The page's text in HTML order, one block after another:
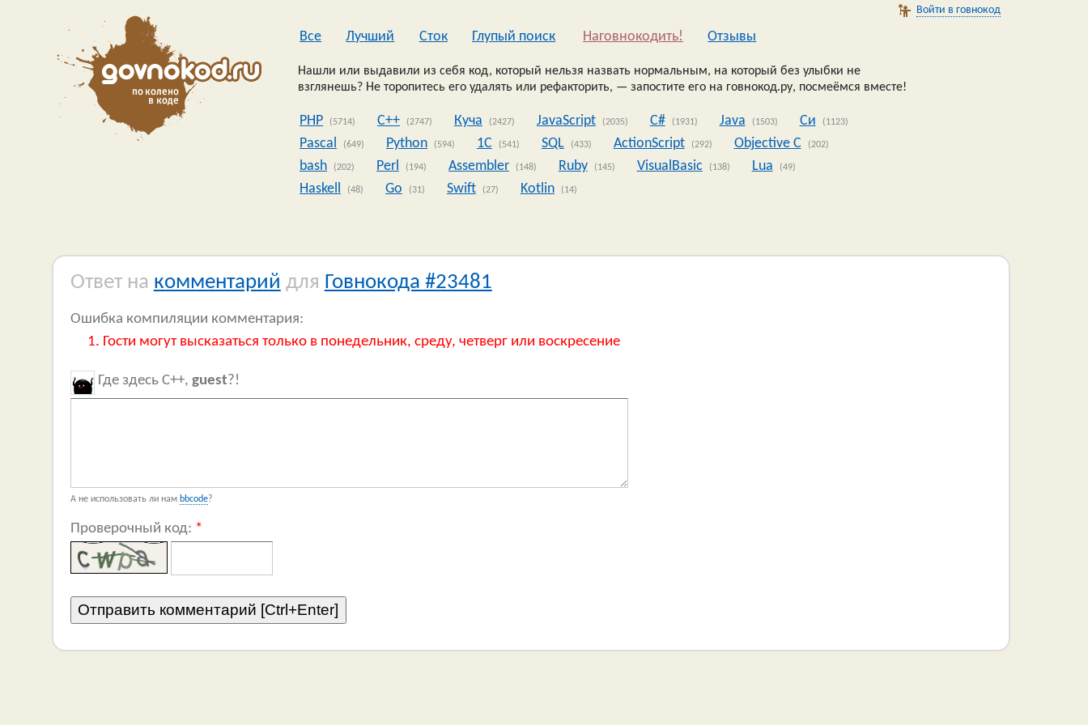
Войти в говнокод
Все Лучший Сток Глупый поиск Наговнокодить! Oтзывы
Нашли или выдавили из себя код, который нельзя назвать нормальным, на который без улыбки не
взглянешь? Не торопитесь его удалять или рефакторить, — запостите его на говнокод.ру, посмеёмся вместе!
PHP (5714) C++ (2747) Куча (2427) JavaScript (2035) C# (1931) Java (1503) Си (1123)
Pascal (649) Python (594) 1C (541) SQL (433) ActionScript (292) Objective C (202)
bash (202) Perl (194) Assembler (148) Ruby (145) VisualBasic (138) Lua (49)
Haskell (48) Go (31) Swift (27) Kotlin (14)
Ответ на комментарий для Говнокода #23481
Ошибка компиляции комментария:
Гости могут высказаться только в понедельник, среду, четверг или воскресение
Где здесь C++, guest?!
А не использовать ли нам bbcode?
Проверочный код: *